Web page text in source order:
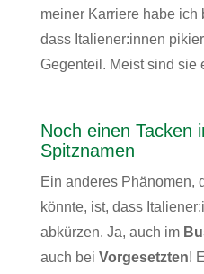
meiner Karriere habe ich
dass Italiener:innen
Gegenteil. Meist sind sie
Noch einen Tacken
Spitznamen
Ein anderes Phänomen,
könnte, ist, dass
abkürzen. Ja, auch im
auch bei Vorgesetzten!